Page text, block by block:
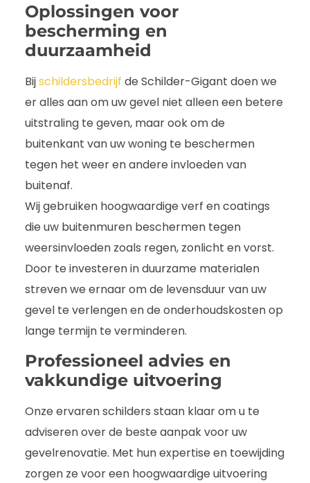
Oplossingen voor
bescherming en
duurzaamheid
Bijschildersbedrijf de Schilder-Gigant doen we
er alles aan om uw gevel niet alleen een betere
uitstraling te geven, maar ook om de
buitenkant van uw woning te beschermen
tegen het weer en andere invloeden van
buitenaf.
Wij gebruiken hoogwaardige verf en coatings
die uw buitenmuren beschermen tegen
weersinvloeden zoals regen, zonlicht en vorst.
Door te investeren in duurzame materialen
streven we ernaar om de levensduur van uw
gevel te verlengen en de onderhoudskosten op
lange termijn te verminderen.
Professioneel advies en
vakkundige uitvoering
Onze ervaren schilders staan klaar om u te
adviseren over de beste aanpak voor uw
gevelrenovatie. Met hun expertise en toewijding
zorgen ze voor een hoogwaardige uitvoering